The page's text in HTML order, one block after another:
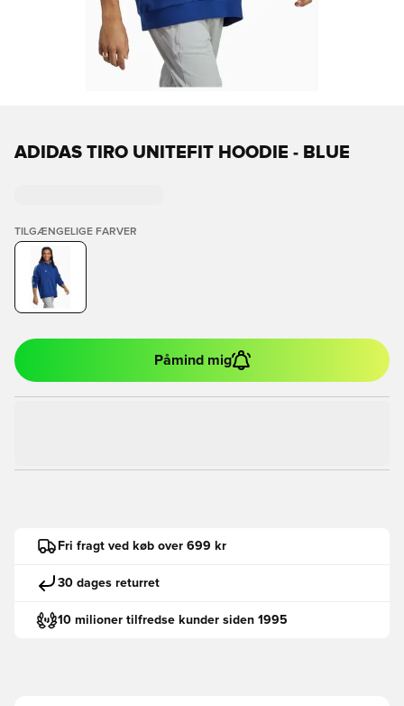
ADIDAS TIRO UNITEFIT HOODIE - BLUE
TILGÆNGELIGE FARVER
Påmind mig
Fri fragt ved køb over 699 kr
30 dages returret
10 milioner tilfredse kunder siden 1995